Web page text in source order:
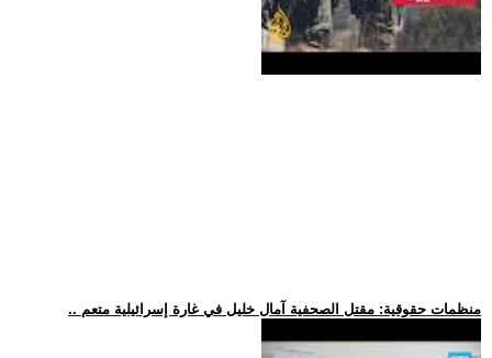
.. منظمات حقوقية: مقتل الصحفية آمال خليل في غارة إسرائيلية متعم